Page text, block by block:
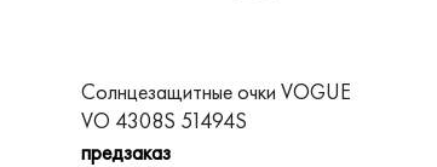
Солнцезащитные очки VOGUE
VO 4308S 51494S
предзаказ